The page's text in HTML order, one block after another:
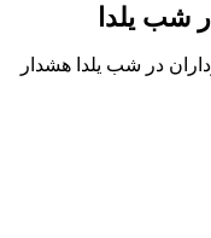
شب یلدا
در شب یلدا هشدار